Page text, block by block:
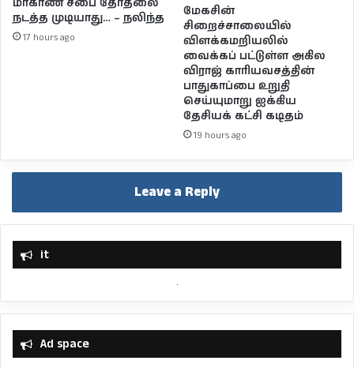
மாகாண சபை தேர்தலை
நடத்த முடியாது… – நலிந்த
17 hours ago
மேகசின்
சிறைச்சாலையில்
விளக்கமறியலில்
வைக்கப் பட்டுள்ள அகில
விராஜ் காரியவசத்தின்
பாதுகாப்பை உறுதி
செய்யுமாறு ஐக்கிய
தேசியக் கட்சி கடிதம்
19 hours ago
Leave a Reply
it
Ad space